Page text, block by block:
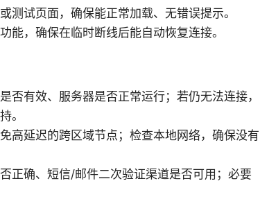
测试页面，确保能正常加载、无错误提示。
能，确保在临时断线后能自动恢复连接。
否有效、服务器是否正常运行；若仍无法连接，
。
高延迟的跨区域节点；检查本地网络，确保没有
正确、短信/邮件二次验证渠道是否可用；必要